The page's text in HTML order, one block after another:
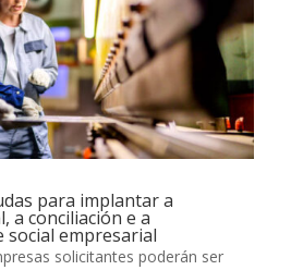
para implantar a
a conciliación e a
social empresarial
solicitantes poderán ser